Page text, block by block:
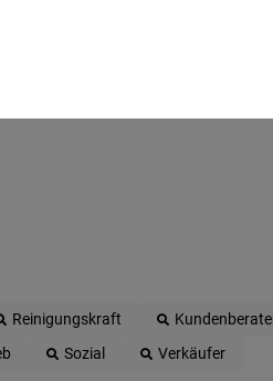
Reinigungskraft
Sozial
Verkäufer